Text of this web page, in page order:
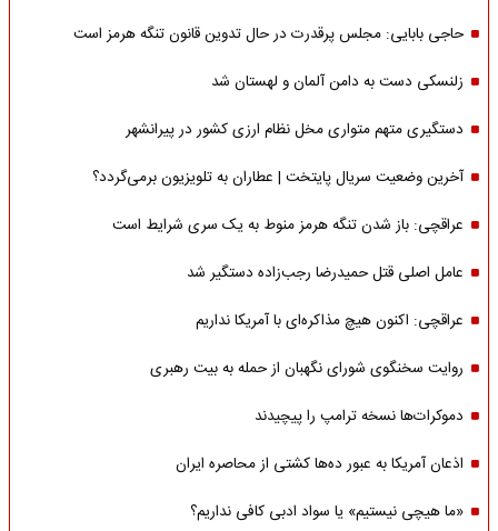
حاجی بابایی: مجلس پرقدرت در حال تدوین قانون تنگه هرمز است
زلنسکی دست به دامن آلمان و لهستان شد
دستگیری متهم متواری مخل نظام ارزی کشور در پیرانشهر
آخرین وضعیت سریال پایتخت | عطاران به تلویزیون برمی‌گردد؟
عراقچی: باز شدن تنگه هرمز منوط به یک سری شرایط است
عامل اصلی قتل حمیدرضا رجب‌زاده دستگیر شد
عراقچی: اکنون هیچ مذاکره‌ای با آمریکا نداریم
روایت سخنگوی شورای نگهبان از حمله به بیت رهبری
دموکرات‌ها نسخه ترامپ را پیچیدند
اذعان آمریکا به عبور ده‌ها کشتی از محاصره ایران
«ما هیچی نیستیم» یا سواد ادبی کافی نداریم؟